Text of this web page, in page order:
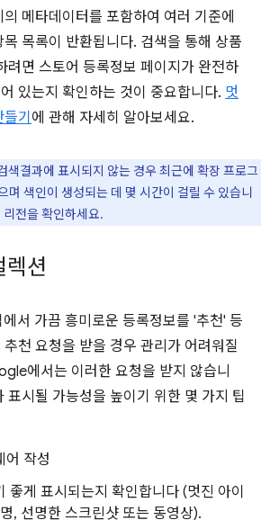
메타데이터를 포함하여 여러 기준에
목록이 반환됩니다. 검색을 통해 상품
려면 스토어 등록정보 페이지가 완전하
있는지 확인하는 것이 중요합니다. 멋
기 에 관해 자세히 알아보세요.
색결과에 표시되지 않는 경우 최근에 확장 프로그
며 색인이 생성되는 데 몇 시간이 걸릴 수 있습니
전을 확인하세요.
렉션
서 가끔 흥미로운 등록정보를 '추천' 등
천 요청을 받을 경우 관리가 어려워질
에서는 이러한 요청을 받지 않습니
표시될 가능성을 높이기 위한 몇 가지 팁
어 작성
좋게 표시되는지 확인합니다 (멋진 아이
, 선명한 스크린샷 또는 동영상).